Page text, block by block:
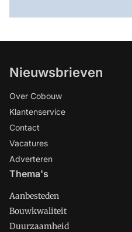
Nieuwsbrieven
Over Cobouw
Klantenservice
Contact
Vacatures
Adverteren
Thema's
Aanbesteden
Bouwkwaliteit
Duurzaamheid